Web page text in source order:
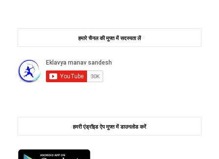
हमारे चैनल की मुफ्त में सदस्यता लें
हमरी एंड्रॉइड ऐप मुफ्त में डाउनलोड करें